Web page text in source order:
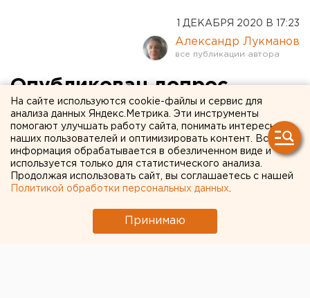
1 ДЕКАБРЯ 2020 В 17:23
Александр Лукманов
Опубликован допрос
маньяка, обвиняемого в
убийстве 32 пенсионерок в
Поволжье и на Урале
(ВИДЕО)
На сайте используются cookie-файлы и сервис для
анализа данных Яндекс.Метрика. Эти инструменты
помогают улучшать работу сайта, понимать интересы
наших пользователей и оптимизировать контент. Вся
информация обрабатывается в обезличенном виде и
используется только для статистического анализа.
Продолжая использовать сайт, вы соглашаетесь с нашей
Политикой обработки персональных данных
Принимаю